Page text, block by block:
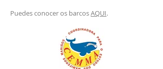
Puedes conocer os barcosAQUI.